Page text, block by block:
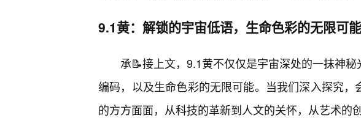
9.1黄：解锁的宇宙低语，生命色彩的无限可能
承📝接上文，9.1黄不仅仅是宇宙深处的一抹神
编码，以及生命色彩的无限可能。当我们深入探究
的方方面面，从科技的革新到人文的关怀，从艺术的